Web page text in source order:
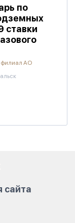
по
ставки
филиал АО
сайта